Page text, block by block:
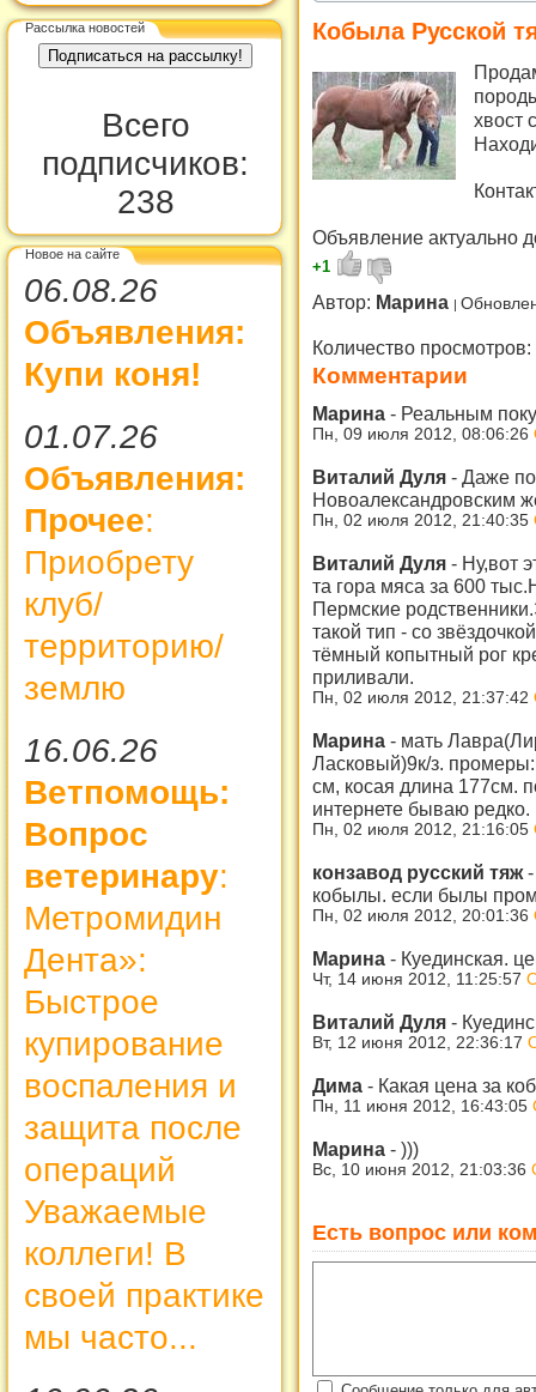
Рассылка новостей
Всего
подписчиков:
238
Новое на сайте
06.08.26
Объявления:
Купи коня!
01.07.26
Объявления:
Прочее:
Приобрету
клуб/
территорию/
землю
16.06.26
Ветпомощь:
Вопрос
ветеринару:
Метромидин
Дента»:
Быстрое
купирование
воспаления и
защита после
операций
Уважаемые
коллеги! В
своей практике
мы часто...
Кобыла Русской
хвост
Объявление актуально
+1
Автор: Марина
Количество просмотров:
Комментарии
Марина - Реальным
Пн, 09 июля 2012, 08:06:26
Виталий Дуля - Даже по
Новоалександровским
Пн, 02 июля 2012, 21:40:35
Виталий Дуля - Ну,вот
та гора мяса за 600
Пермские
такой тип - со
тёмный копытный рог
приливали.
Пн, 02 июля 2012, 21:37:42
Марина - мать
Ласковый)9к/з.
см, косая длина 177см.
интернете бываю редко.
Пн, 02 июля 2012, 21:16:05
конзавод русский тяж
кобылы. если былы
Пн, 02 июля 2012, 20:01:36
Марина - Куединская.
Чт, 14 июня 2012, 11:25:57
Виталий Дуля -
Вт, 12 июня 2012, 22:36:17
Дима - Какая цена за
Пн, 11 июня 2012, 16:43:05
Марина - )))
Вс, 10 июня 2012, 21:03:36
Есть вопрос или